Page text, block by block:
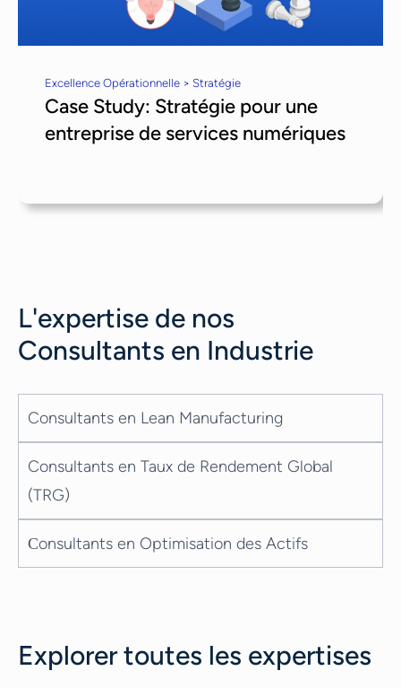
Excellence Opérationnelle > Stratégie
Case Study: Stratégie pour une
entreprise de services numériques
L'expertise de nos
Consultants en Industrie
Consultants en Lean Manufacturing
Consultants en Taux de Rendement Global
(TRG)
Сonsultants en Optimisation des Actifs
Explorer toutes les expertises